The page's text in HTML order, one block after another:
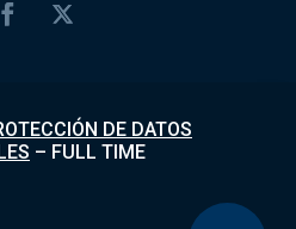
DE DATOS
– FULL TIME